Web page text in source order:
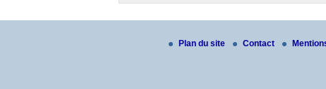
Plan du site Contact